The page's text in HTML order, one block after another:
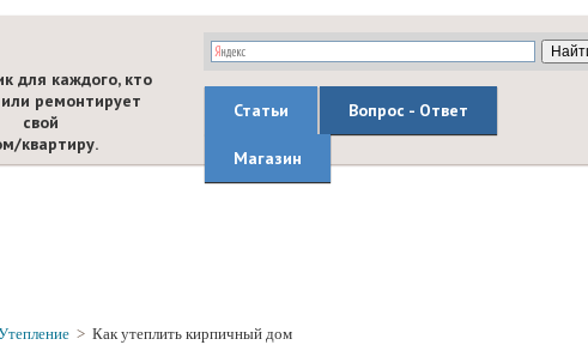
для каждого, кто
ремонтирует
свой
квартиру.
Статьи Вопрос - Ответ
Магазин
> Как утеплить кирпичный дом